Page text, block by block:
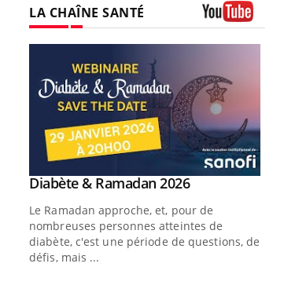
LA CHAÎNE SANTÉ
Youtube
Diabète & Ramadan 2026Youtube
Le Ramadan approche, et, pour de
nombreuses personnes atteintes de
diabète, c'est une période de questions, de
défis, mais ...